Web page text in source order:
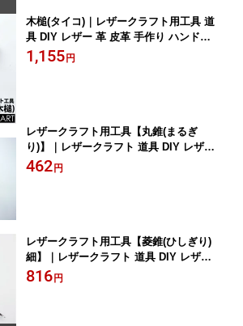
木槌(タイコ)｜レザークラフト用工具 道
具 DIY レザー 革 皮革 手作り ハンドメ
イド
1,155 円
レザークラフト用工具【丸錐(まるぎ
り)】｜レザークラフト 道具 DIY レザー
革 皮革 手作り ハンドメイド
462 円
レザークラフト用工具【菱錐(ひしぎり)
細】｜レザークラフト 道具 DIY レザー
革 皮革 手作り ハンドメイド 菱ギリ
816 円